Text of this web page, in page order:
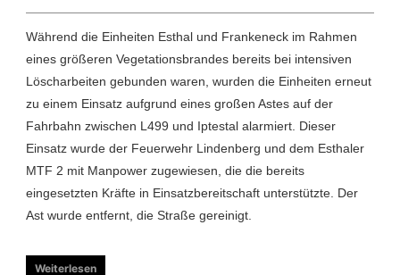
Während die Einheiten Esthal und Frankeneck im Rahmen
eines größeren Vegetationsbrandes bereits bei intensiven
Löscharbeiten gebunden waren, wurden die Einheiten erneut
zu einem Einsatz aufgrund eines großen Astes auf der
Fahrbahn zwischen L499 und Iptestal alarmiert. Dieser
Einsatz wurde der Feuerwehr Lindenberg und dem Esthaler
MTF 2 mit Manpower zugewiesen, die die bereits
eingesetzten Kräfte in Einsatzbereitschaft unterstützte. Der
Ast wurde entfernt, die Straße gereinigt.
Weiterlesen